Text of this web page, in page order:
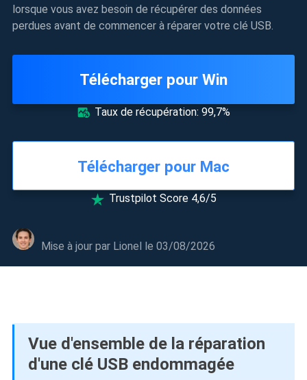
lorsque vous avez besoin de récupérer des données
perdues avant de commencer à réparer votre clé USB.
Télécharger pour Win
 Taux de récupération: 99,7%
Télécharger pour Mac
 Trustpilot Score 4,6/5
Mise à jour par Lionel le 03/08/2026
Vue d'ensemble de la réparation
d'une clé USB endommagée